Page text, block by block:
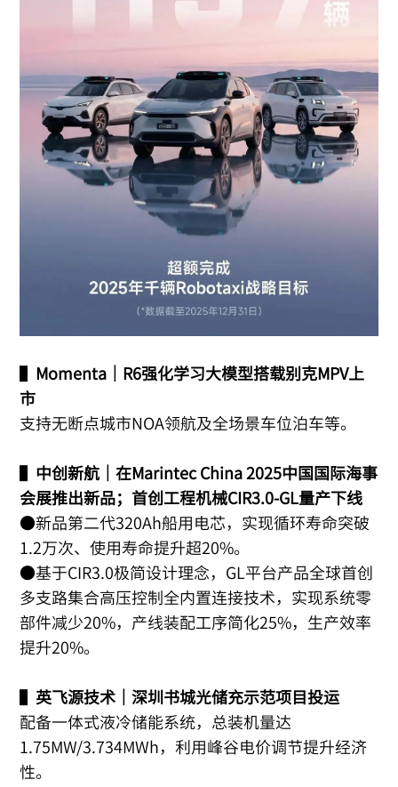
▌ Momenta｜R6强化学习大模型搭载别克MPV上
市
支持无断点城市NOA领航及全场景车位泊车等。
▌ 中创新航｜在Marintec China 2025中国国际海事
会展推出新品；首创工程机械CIR3.0-GL量产下线
●新品第二代320Ah船用电芯，实现循环寿命突破
1.2万次、使用寿命提升超20%。
●基于CIR3.0极简设计理念，GL平台产品全球首创
多支路集合高压控制全内置连接技术，实现系统零
部件减少20%，产线装配工序简化25%，生产效率
提升20%。
▌英飞源技术｜深圳书城光储充示范项目投运
配备一体式液冷储能系统，总装机量达
1.75MW/3.734MWh，利用峰谷电价调节提升经济
性。